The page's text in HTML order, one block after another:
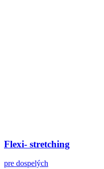
Flexi- stretching
pre dospelých